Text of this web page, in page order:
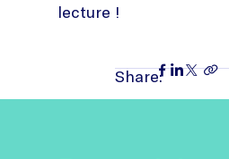
lecture !
Share: